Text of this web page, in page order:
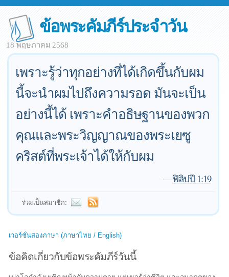
ข้อพระคัมภีร์ประจำวัน
18 พฤษภาคม 2568
เพราะรู้ว่าทุกอย่างที่ได้เกิดขึ้นกับผม
นี้จะนำผมไปถึงความรอด มันจะเป็น
อย่างนี้ได้ เพราะคำอธิษฐานของพวก
คุณและพระวิญญาณของพระเยซู
คริสต์ที่พระเจ้าได้ให้กับผม
—ฟิลิปปี 1:19
ร่วมเป็นสมาชิก:
เวอร์ชั่นสองภาษา (ภาษาไทย / English)
ข้อคิดเกี่ยวกับข้อพระคัมภีร์วันนี้